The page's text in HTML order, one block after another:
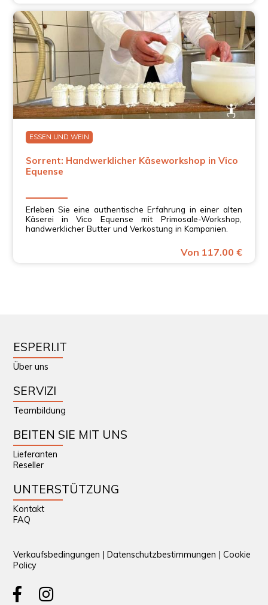
ESSEN UND WEIN
Sorrent: Handwerklicher Käseworkshop in Vico
Equense
Erleben Sie eine authentische Erfahrung in einer alten
Käserei in Vico Equense mit Primosale-Workshop,
handwerklicher Butter und Verkostung in Kampanien.
Von 117.00 €
ESPERI.IT
Über uns
SERVIZI
Teambildung
BEITEN SIE MIT UNS
Lieferanten
Reseller
UNTERSTÜTZUNG
Kontakt
FAQ
Verkaufsbedingungen |Datenschutzbestimmungen |Cookie
Policy